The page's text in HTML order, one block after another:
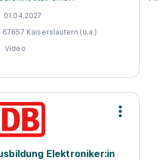
01.04.2027
67657 Kaiserslautern (u.a.)
Video
Elektroniker:in